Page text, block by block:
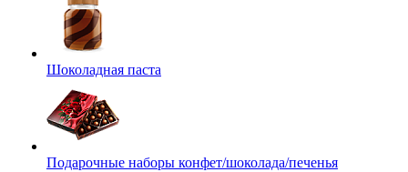
Шоколадная паста
Подарочные наборы конфет/шоколада/печенья